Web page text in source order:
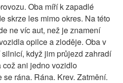
Oba míří k zapadlé
skrze les mimo okres. Na této
ne víc aut, než je znamení
opilce a zloděje. Oba v
když jim průjezd zahradí
ani jedno vozidlo
rána. Rána. Krev. Zatmění.